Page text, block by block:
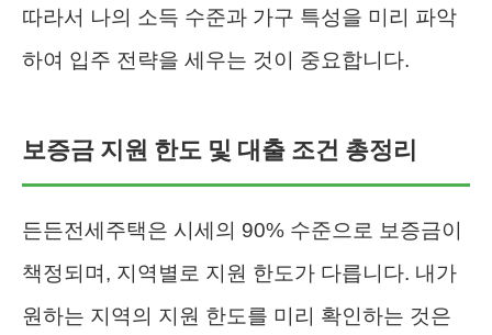
따라서 나의 소득 수준과 가구 특성을 미리 파악
하여 입주 전략을 세우는 것이 중요합니다.
보증금 지원 한도 및 대출 조건 총정리
든든전세주택은 시세의 90% 수준으로 보증금이
책정되며, 지역별로 지원 한도가 다릅니다. 내가
원하는 지역의 지원 한도를 미리 확인하는 것은